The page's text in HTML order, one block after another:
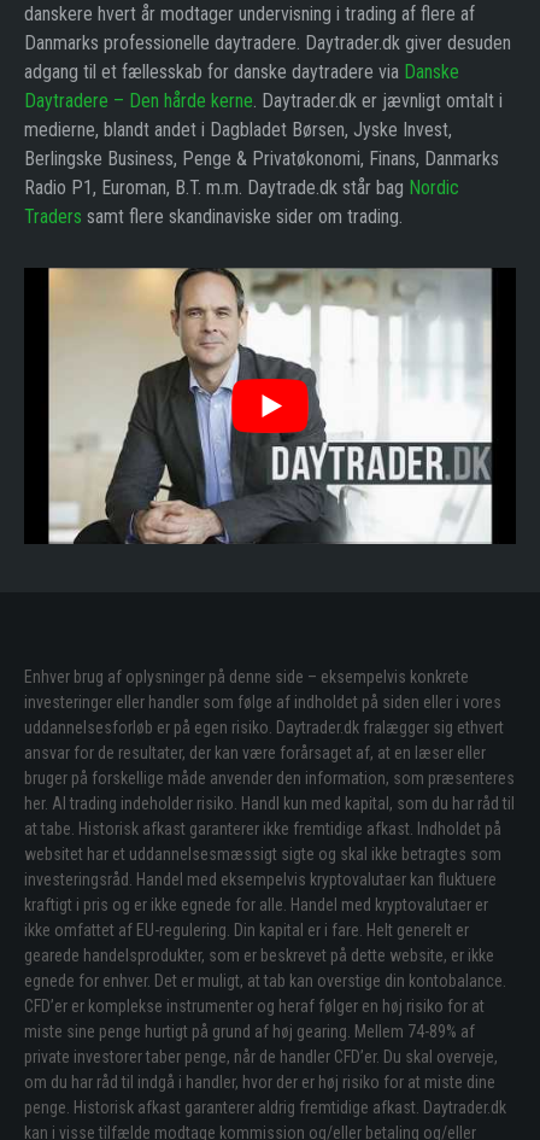
danskere hvert år modtager undervisning i trading af flere af
Danmarks professionelle daytradere. Daytrader.dk giver desuden
adgang til et fællesskab for danske daytradere via Danske
Daytradere – Den hårde kerne. Daytrader.dk er jævnligt omtalt i
medierne, blandt andet i Dagbladet Børsen, Jyske Invest,
Berlingske Business, Penge & Privatøkonomi, Finans, Danmarks
Radio P1, Euroman, B.T. m.m. Daytrade.dk står bag Nordic
Traders samt flere skandinaviske sider om trading.
Enhver brug af oplysninger på denne side – eksempelvis konkrete
investeringer eller handler som følge af indholdet på siden eller i vores
uddannelsesforløb er på egen risiko. Daytrader.dk fralægger sig ethvert
ansvar for de resultater, der kan være forårsaget af, at en læser eller
bruger på forskellige måde anvender den information, som præsenteres
her. Al trading indeholder risiko. Handl kun med kapital, som du har råd til
at tabe. Historisk afkast garanterer ikke fremtidige afkast. Indholdet på
websitet har et uddannelsesmæssigt sigte og skal ikke betragtes som
investeringsråd. Handel med eksempelvis kryptovalutaer kan fluktuere
kraftigt i pris og er ikke egnede for alle. Handel med kryptovalutaer er
ikke omfattet af EU-regulering. Din kapital er i fare. Helt generelt er
gearede handelsprodukter, som er beskrevet på dette website, er ikke
egnede for enhver. Det er muligt, at tab kan overstige din kontobalance.
CFD’er er komplekse instrumenter og heraf følger en høj risiko for at
miste sine penge hurtigt på grund af høj gearing. Mellem 74-89% af
private investorer taber penge, når de handler CFD’er. Du skal overveje,
om du har råd til indgå i handler, hvor der er høj risiko for at miste dine
penge. Historisk afkast garanterer aldrig fremtidige afkast. Daytrader.dk
kan i visse tilfælde modtage kommission og/eller betaling og/eller